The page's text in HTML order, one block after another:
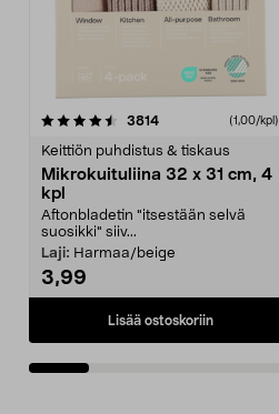
3814arvostelut (1,00/kpl)
Keittiön puhdistus & tiskaus
Mikrokuituliina 32 x 31 cm, 4
kpl
Aftonbladetin "itsestään selvä
suosikki" siiv...
Laji: Harmaa/beige
3,99
Lisää ostoskoriin
4.5viidestä